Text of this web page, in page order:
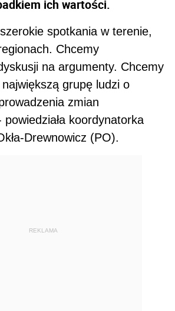
ich wartości.
spotkania w terenie,
Chcemy
na argumenty. Chcemy
grupę ludzi o
zmian
koordynatorka
Drewnowicz (PO).
REKLAMA